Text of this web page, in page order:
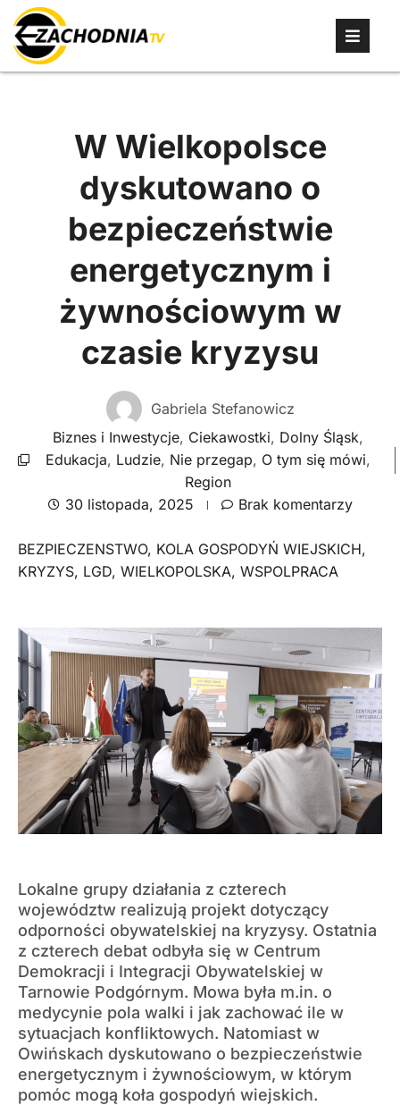
W Wielkopolsce
dyskutowano o
bezpieczeństwie
energetycznym i
żywnościowym w
czasie kryzysu
Gabriela Stefanowicz
Biznes i Inwestycje, Ciekawostki, Dolny Śląsk,
Edukacja, Ludzie, Nie przegap, O tym się mówi,
Region
30 listopada, 2025
Brak komentarzy
BEZPIECZENSTWO, KOLA GOSPODYŃ WIEJSKICH,
KRYZYS, LGD, WIELKOPOLSKA, WSPOLPRACA
Lokalne grupy działania z czterech
województw realizują projekt dotyczący
odporności obywatelskiej na kryzysy. Ostatnia
z czterech debat odbyła się w Centrum
Demokracji i Integracji Obywatelskiej w
Tarnowie Podgórnym. Mowa była m.in. o
medycynie pola walki i jak zachować ile w
sytuacjach konfliktowych. Natomiast w
Owińskach dyskutowano o bezpieczeństwie
energetycznym i żywnościowym, w którym
pomóc mogą koła gospodyń wiejskich.